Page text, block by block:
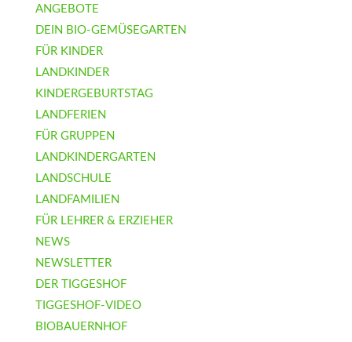
ANGEBOTE
DEIN BIO-GEMÜSEGARTEN
FÜR KINDER
LANDKINDER
KINDERGEBURTSTAG
LANDFERIEN
FÜR GRUPPEN
LANDKINDERGARTEN
LANDSCHULE
LANDFAMILIEN
FÜR LEHRER & ERZIEHER
NEWS
NEWSLETTER
DER TIGGESHOF
TIGGESHOF-VIDEO
BIOBAUERNHOF